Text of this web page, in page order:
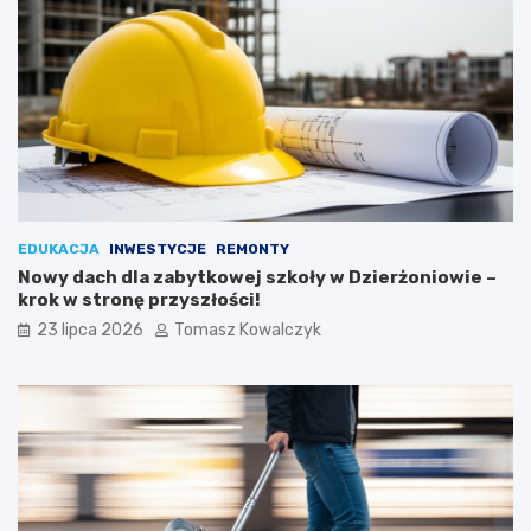
EDUKACJA INWESTYCJE REMONTY
Nowy dach dla zabytkowej szkoły w Dzierżoniowie –
krok w stronę przyszłości!
23 lipca 2026 Tomasz Kowalczyk